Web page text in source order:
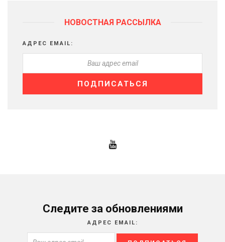
НОВОСТНАЯ РАССЫЛКА
АДРЕС EMAIL:
Следите за обновлениями
АДРЕС EMAIL: